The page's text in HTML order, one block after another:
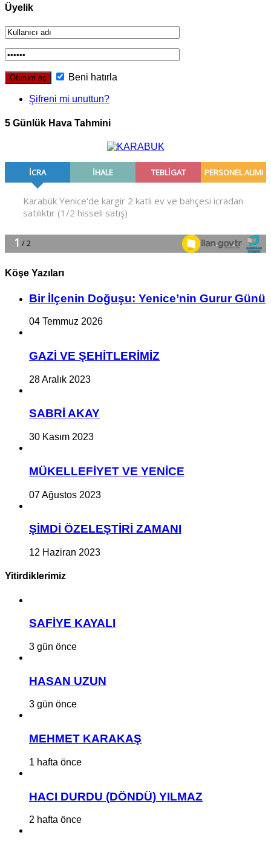
Üyelik
Beni hatırla
Şifreni mi unuttun?
5 Günlük Hava Tahmini
Köşe Yazıları
Bir İlçe­nin Do­ğu­şu: Ye­ni­ce’nin Gurur Günü
04 Temmuz 2026
GAZİ VE ŞEHİTLERİMİZ
28 Aralık 2023
SABRİ AKAY
30 Kasım 2023
MÜKELLEFİYET VE YENİCE
07 Ağustos 2023
ŞİMDİ ÖZELEŞTİRİ ZAMANI
12 Haziran 2023
Yitirdiklerimiz
SAFİYE KAYALI
3 gün önce
HASAN UZUN
3 gün önce
MEHMET KARAKAŞ
1 hafta önce
HACI DURDU (DÖNDÜ) YILMAZ
2 hafta önce